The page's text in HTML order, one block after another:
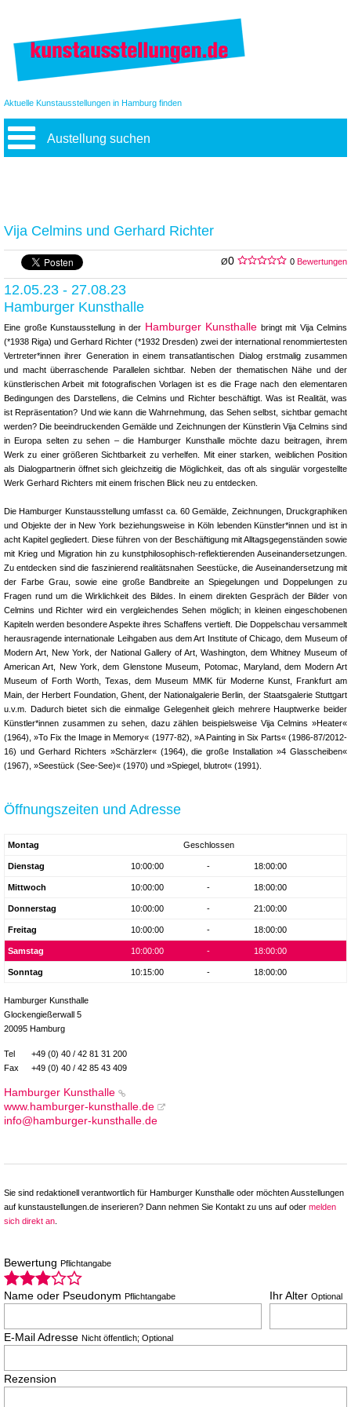
Aktuelle Kunstausstellungen in Hamburg finden
Austellung suchen
Vija Celmins und Gerhard Richter
Ø0 0 Bewertungen
12.05.23 - 27.08.23
Hamburger Kunsthalle
Eine große Kunstausstellung in der Hamburger Kunsthalle bringt mit Vija Celmins
(*1938 Riga) und Gerhard Richter (*1932 Dresden) zwei der international renom­miertesten
Vertreter*innen ihrer Generation in einem transatlantischen Dialog erstmalig zusammen
und macht überraschende Parallelen sichtbar. Neben der thematischen Nähe und der
künstlerischen Arbeit mit fotografischen Vorlagen ist es die Frage nach den elementaren
Bedingungen des Darstellens, die Celmins und Richter beschäftigt. Was ist Realität, was
ist Repräsentation? Und wie kann die Wahrnehmung, das Sehen selbst, sichtbar gemacht
werden? Die beeindruckenden Gemälde und Zeichnungen der Künstlerin Vija Celmins sind
in Europa selten zu sehen – die Hamburger Kunsthalle möchte dazu beitragen, ihrem
Werk zu einer größeren Sichtbarkeit zu verhelfen. Mit einer starken, weiblichen Position
als Dia­logpartnerin öffnet sich gleichzeitig die Möglichkeit, das oft als singulär vorgestel­lte
Werk Gerhard Richters mit einem frischen Blick neu zu entdecken.
Die Hamburger Kunstausstellung umfasst ca. 60 Gemälde, Zeichnungen, Druckgraphiken
und Objekte der in New York beziehungsweise in Köln lebenden Künstler*innen und ist in
acht Kapitel gegliedert. Diese führen von der Beschäftigung mit Alltagsgegenständen sowie
mit Krieg und Migration hin zu kunstphilosophisch-reflektierenden Auseinandersetzungen.
Zu entdecken sind die faszinierend realitätsnahen Seestücke, die Auseinandersetzung mit
der Farbe Grau, sowie eine große Bandbreite an Spiegelungen und Doppelungen zu
Fragen rund um die Wirklichkeit des Bildes. In einem direkten Gespräch der Bilder von
Celmins und Richter wird ein vergleichendes Sehen möglich; in kleinen eingeschobenen
Kapiteln werden besondere Aspekte ihres Schaffens vertieft. Die Doppelschau versammelt
herausragende internationale Leihgaben aus dem Art Institute of Chicago, dem Museum of
Modern Art, New York, der National Gallery of Art, Washington, dem Whitney Museum of
American Art, New York, dem Glenstone Museum, Potomac, Maryland, dem Modern Art
Museum of Forth Worth, Texas, dem Museum MMK für Moderne Kunst, Frankfurt am
Main, der Herbert Foundation, Ghent, der Nationalgalerie Berlin, der Staatsgalerie Stuttgart
u.v.m. Dadurch bietet sich die einmalige Gelegenheit gleich mehrere Hauptwerke beider
Künstler*innen zusammen zu sehen, dazu zählen beispielsweise Vija Celmins »Heater«
(1964), »To Fix the Image in Memory« (1977-82), »A Painting in Six Parts« (1986-87/2012-
16) und Gerhard Richters »Schärzler« (1964), die große Installation »4 Glasscheiben«
(1967), »Seestück (See-See)« (1970) und »Spiegel, blutrot« (1991).
Öffnungszeiten und Adresse
Montag Geschlossen
Dienstag 10:00:00 - 18:00:00
Mittwoch 10:00:00 - 18:00:00
Donnerstag 10:00:00 - 21:00:00
Freitag 10:00:00 - 18:00:00
Samstag 10:00:00 - 18:00:00
Sonntag 10:15:00 - 18:00:00
Hamburger Kunsthalle
Glockengießerwall 5
20095 Hamburg
Tel
+49 (0) 40 / 42 81 31 200
Fax
+49 (0) 40 / 42 85 43 409
Hamburger Kunsthalle
www.hamburger-kunsthalle.de
info@hamburger-kunsthalle.de
Sie sind redaktionell verantwortlich für Hamburger Kunsthalle oder möchten Ausstellungen
auf kunstaustellungen.de inserieren? Dann nehmen Sie Kontakt zu uns auf oder melden
sich direkt an
Bewertung Pflichtangabe
Name oder Pseudonym Pflichtangabe Ihr Alter Optional
E-Mail Adresse Nicht öffentlich; Optional
Rezension